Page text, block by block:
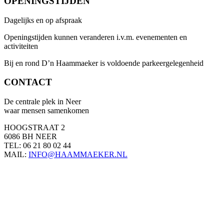
Dagelijks en op afspraak
Openingstijden kunnen veranderen i.v.m. evenementen en
activiteiten
Bij en rond D’n Haammaeker is voldoende parkeergelegenheid
CONTACT
De centrale plek in Neer
waar mensen samenkomen
HOOGSTRAAT 2
6086 BH NEER
TEL: 06 21 80 02 44
MAIL: INFO@HAAMMAEKER.NL